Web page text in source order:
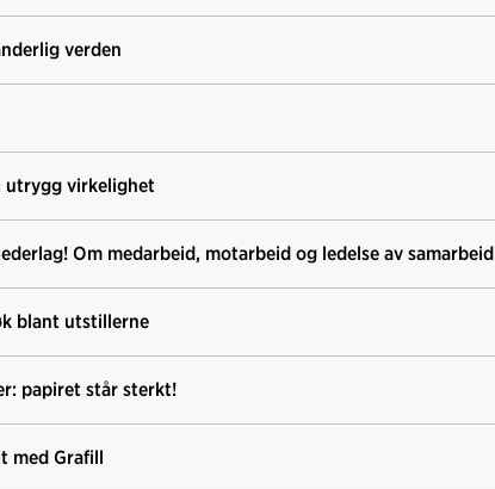
verden
utrygg virkelighet
Om medarbeid, motarbeid og ledelse av samarbeid
blant utstillerne
papiret står sterkt!
med Grafill